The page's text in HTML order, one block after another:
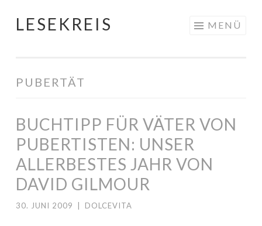
Springe
LESEKREIS MENÜ
PUBERTÄT
BUCHTIPP FÜR VÄTER VON
PUBERTISTEN: UNSER
ALLERBESTES JAHR VON
DAVID GILMOUR
30. JUNI 2009 DOLCEVITA